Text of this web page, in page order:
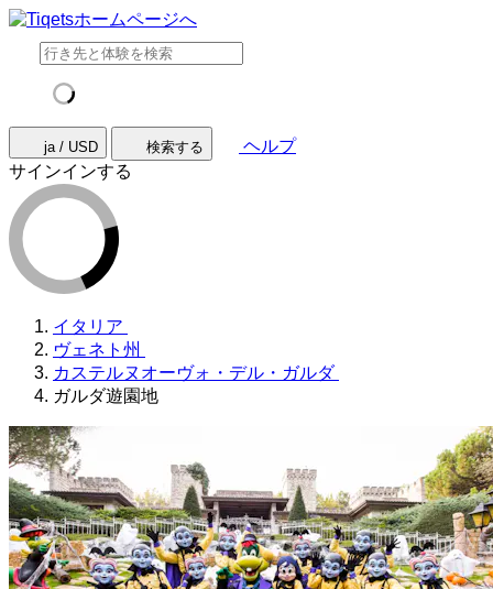
ja / USD 検索する
ヘルプ
サインインする
イタリア
ヴェネト州
カステルヌオーヴォ・デル・ガルダ
ガルダ遊園地